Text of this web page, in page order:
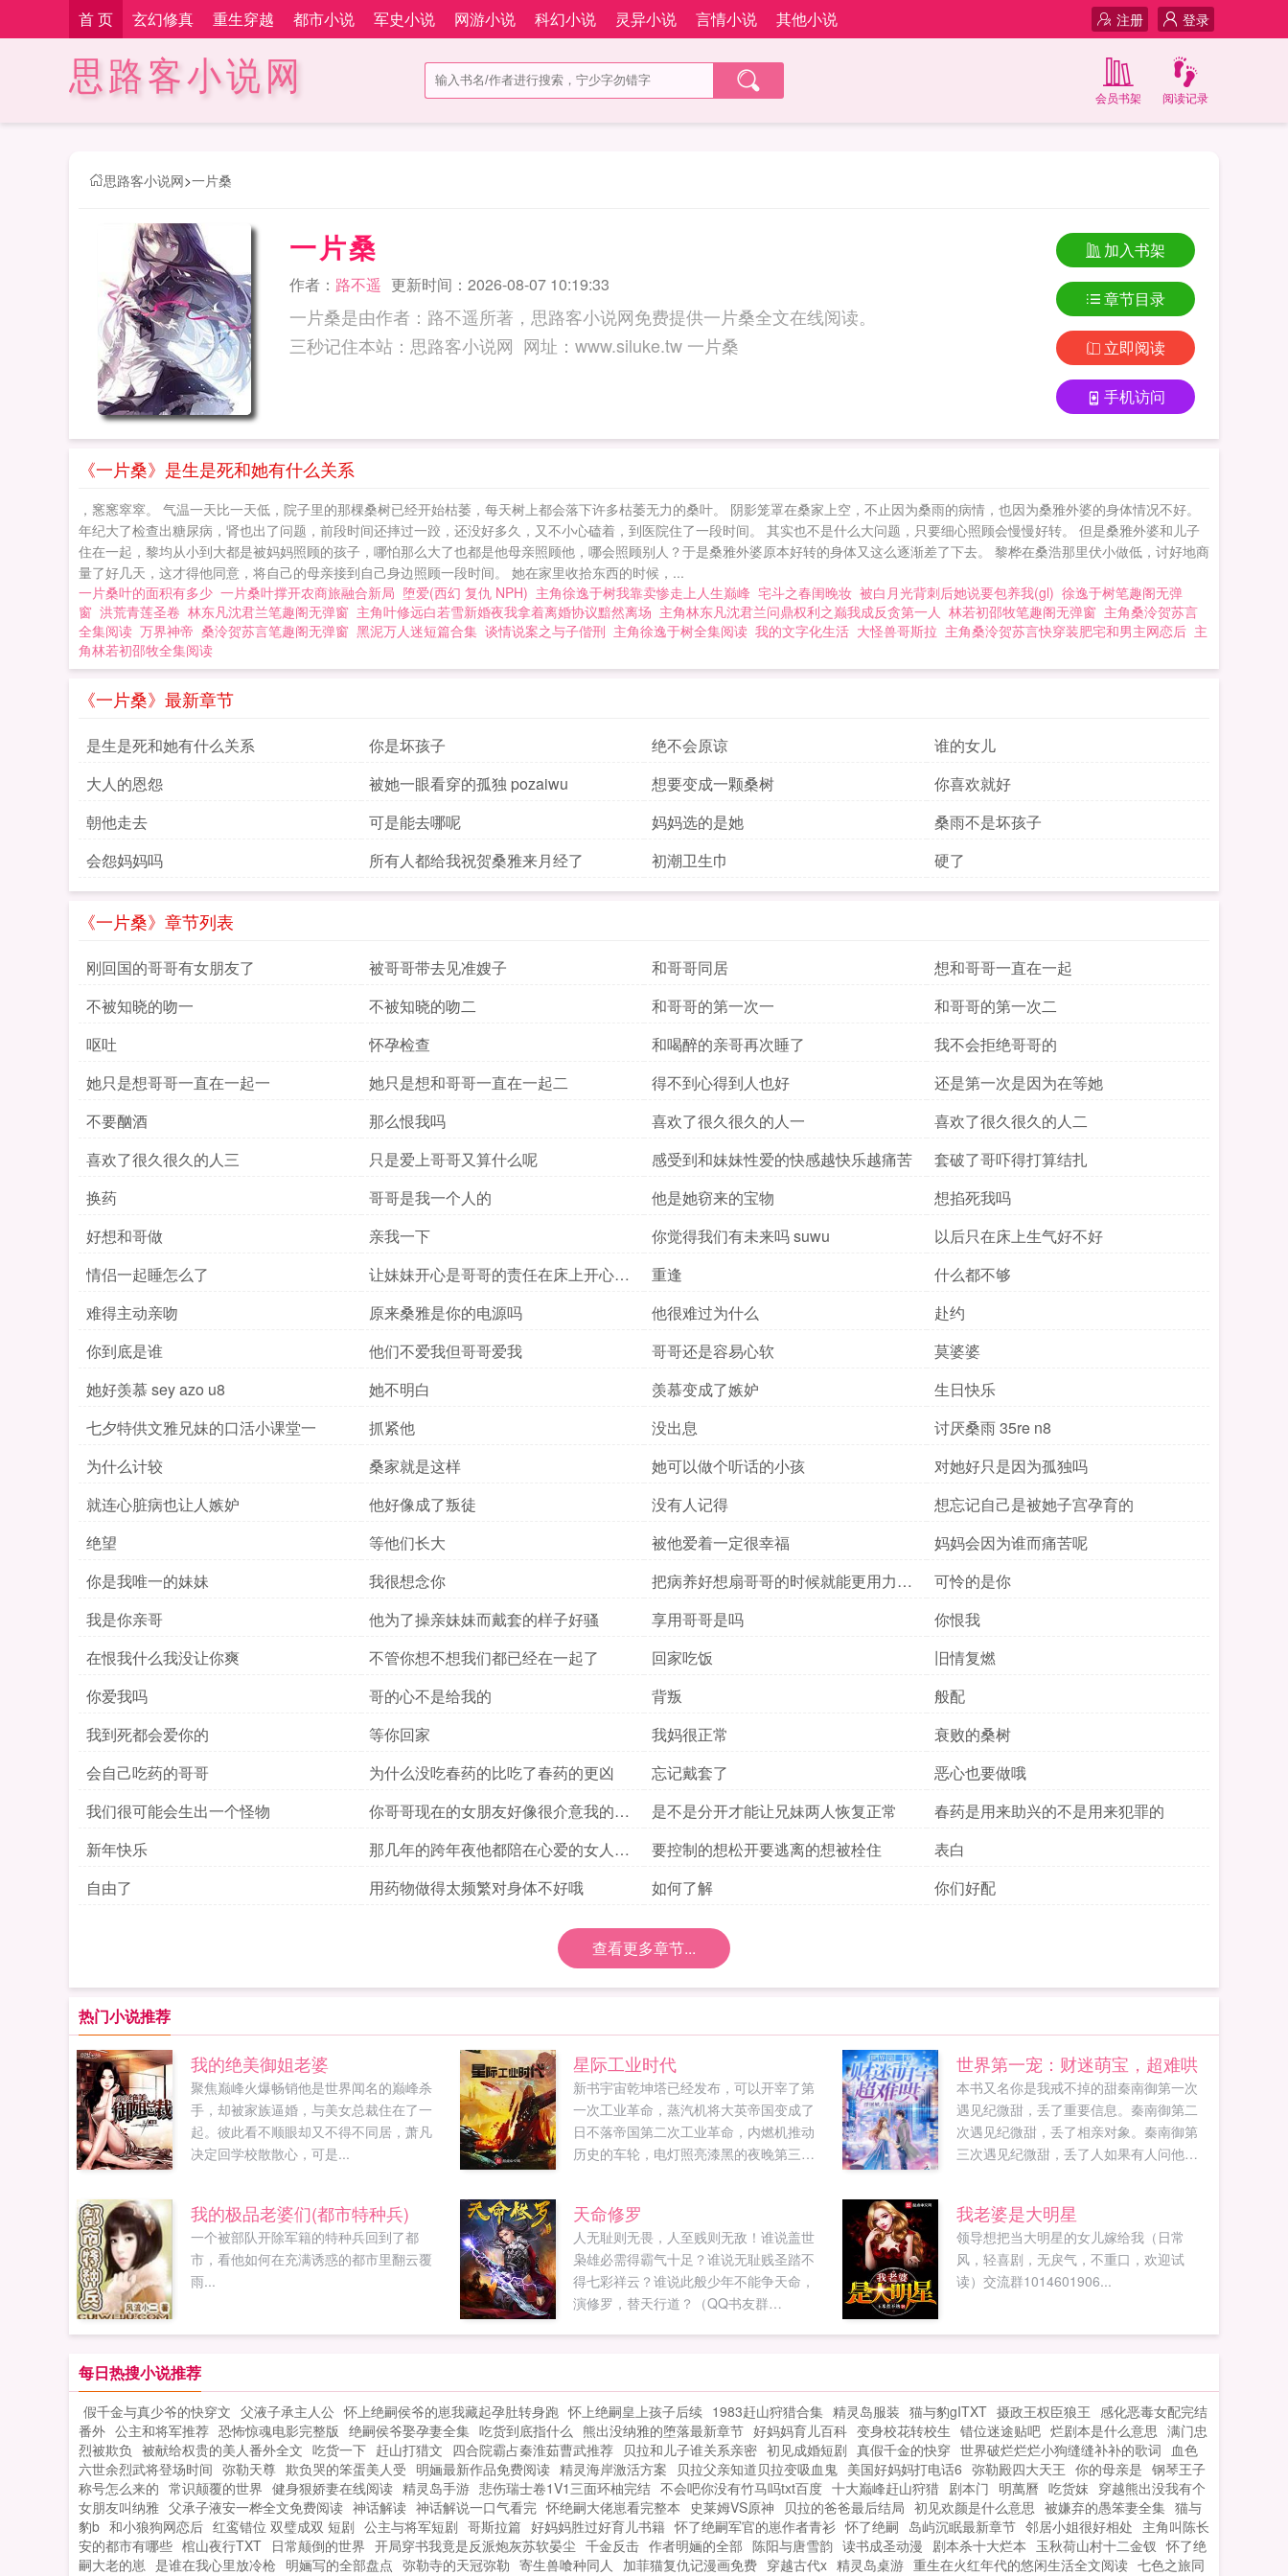
首 页 玄幻修真 重生穿越 都市小说 军史小说 网游小说 科幻小说 灵异小说 言情小说 其他小说 登录
注册
思路客小说网 阅读记录
会员书架
思路客小说网>一片桑
一片桑
作者： 路不遥 更新时间：2026-08-07 10:19:33
一片桑是由作者：路不遥所著，思路客小说网免费提供一片桑全文在线阅读。
三秒记住本站：思路客小说网 网址：www.siluke.tw 一片桑
加入书架
章节目录
立即阅读
手机访问
《一片桑》是生是死和她有什么关系
，窸窸窣窣。 气温一天比一天低，院子里的那棵桑树已经开始枯萎，每天树上都会落下许多枯萎无力的桑叶。 阴影笼罩在桑家上空，不止因为桑雨的病情，也因为桑雅外婆的身体情况不好。
年纪大了检查出糖尿病，肾也出了问题，前段时间还摔过一跤，还没好多久，又不小心磕着，到医院住了一段时间。 其实也不是什么大问题，只要细心照顾会慢慢好转。 但是桑雅外婆和儿子
住在一起，黎均从小到大都是被妈妈照顾的孩子，哪怕那么大了也都是他母亲照顾他，哪会照顾别人？于是桑雅外婆原本好转的身体又这么逐渐差了下去。 黎桦在桑浩那里伏小做低，讨好地商
量了好几天，这才得他同意，将自己的母亲接到自己身边照顾一段时间。 她在家里收拾东西的时候，...
一片桑叶的面积有多少 一片桑叶撑开农商旅融合新局 堕爱(西幻 复仇 NPH) 主角徐逸于树我靠卖惨走上人生巅峰 宅斗之春闺晚妆 被白月光背刺后她说要包养我(gl) 徐逸于树笔趣阁无弹
窗 洪荒青莲圣卷 林东凡沈君兰笔趣阁无弹窗 主角叶修远白若雪新婚夜我拿着离婚协议黯然离场 主角林东凡沈君兰问鼎权利之巅我成反贪第一人 林若初邵牧笔趣阁无弹窗 主角桑泠贺苏言
全集阅读 万界神帝 桑泠贺苏言笔趣阁无弹窗 黑泥万人迷短篇合集 谈情说案之与子偕刑 主角徐逸于树全集阅读 我的文字化生活 大怪兽哥斯拉 主角桑泠贺苏言快穿装肥宅和男主网恋后 主
角林若初邵牧全集阅读
《一片桑》最新章节
是生是死和她有什么关系 你是坏孩子 绝不会原谅
谁的女儿
大人的恩怨
被她一眼看穿的孤独 pozaiwu 想要变成一颗桑树
你喜欢就好
朝他走去
可是能去哪呢 妈妈选的是她
桑雨不是坏孩子
会怨妈妈吗
所有人都给我祝贺桑雅来月经了 初潮卫生巾 硬了
《一片桑》章节列表
刚回国的哥哥有女朋友了 被哥哥带去见准嫂子 和哥哥同居
想和哥哥一直在一起
不被知晓的吻一
不被知晓的吻二 和哥哥的第一次一
和哥哥的第一次二
呕吐
怀孕检查 和喝醉的亲哥再次睡了
我不会拒绝哥哥的
她只是想哥哥一直在一起一
她只是想和哥哥一直在一起二 得不到心得到人也好
还是第一次是因为在等她
不要酗酒
那么恨我吗 喜欢了很久很久的人一
喜欢了很久很久的人二
喜欢了很久很久的人三
只是爱上哥哥又算什么呢 感受到和妹妹性爱的快感越快乐越痛苦
套破了哥吓得打算结扎
换药
哥哥是我一个人的 他是她窃来的宝物
想掐死我吗
好想和哥做
亲我一下 你觉得我们有未来吗 suwu
以后只在床上生气好不好
情侣一起睡怎么了
让妹妹开心是哥哥的责任在床上开心也
是
重逢
什么都不够
难得主动亲吻
原来桑雅是你的电源吗 他很难过为什么
赴约
你到底是谁
他们不爱我但哥哥爱我 哥哥还是容易心软
莫婆婆
她好羡慕 sey azo u8
她不明白 羡慕变成了嫉妒
生日快乐
七夕特供文雅兄妹的口活小课堂一
抓紧他 没出息
讨厌桑雨 35re n8
为什么计较
桑家就是这样 她可以做个听话的小孩
对她好只是因为孤独吗
就连心脏病也让人嫉妒
他好像成了叛徒 没有人记得
想忘记自己是被她子宫孕育的
绝望
等他们长大 被他爱着一定很幸福
妈妈会因为谁而痛苦呢
你是我唯一的妹妹
我很想念你
把病养好想扇哥哥的时候就能更用力一
些
可怜的是你
我是你亲哥
他为了操亲妹妹而戴套的样子好骚 享用哥哥是吗
你恨我
在恨我什么我没让你爽
不管你想不想我们都已经在一起了 回家吃饭
旧情复燃
你爱我吗
哥的心不是给我的 背叛
般配
我到死都会爱你的
等你回家 我妈很正常
衰败的桑树
会自己吃药的哥哥
为什么没吃春药的比吃了春药的更凶 忘记戴套了
恶心也要做哦
我们很可能会生出一个怪物
你哥哥现在的女朋友好像很介意我的存
在
是不是分开才能让兄妹两人恢复正常
春药是用来助兴的不是用来犯罪的
新年快乐
那几年的跨年夜他都陪在心爱的女人身
边
要控制的想松开要逃离的想被栓住
表白
自由了
用药物做得太频繁对身体不好哦 如何了解 你们好配
查看更多章节...
热门小说推荐
我的绝美御姐老婆
聚焦巅峰火爆畅销他是世界闻名的巅峰杀
手，却被家族逼婚，与美女总裁住在了一
起。彼此看不顺眼却又不得不同居，萧凡
决定回学校散散心，可是...
星际工业时代
新书宇宙乾坤塔已经发布，可以开宰了第
一次工业革命，蒸汽机将大英帝国变成了
日不落帝国第二次工业革命，内燃机推动
历史的车轮，电灯照亮漆黑的夜晚第三次
了星际工业时代，从此以后太阳系变成了
我们的后花园我们在太空之中发展农业兴
建太空工厂我们在月...
世界第一宠：财迷萌宝，超难哄
本书又名你是我戒不掉的甜秦南御第一次
遇见纪微甜，丢了重要信息。秦南御第二
次遇见纪微甜，丢了相亲对象。秦南御第
三次遇见纪微甜，丢了人如果有人问他，
我的极品老婆们(都市特种兵)
一个被部队开除军籍的特种兵回到了都
市，看他如何在充满诱惑的都市里翻云覆
雨...
天命修罗
人无耻则无畏，人至贱则无敌！谁说盖世
枭雄必需得霸气十足？谁说无耻贱圣踏不
得七彩祥云？谁说此般少年不能争天命，
演修罗，替天行道？（QQ书友群
我老婆是大明星
领导想把当大明星的女儿嫁给我（日常
风，轻喜剧，无戾气，不重口，欢迎试
读）交流群1014601906...
每日热搜小说推荐
假千金与真少爷的快穿文 父液子承主人公 怀上绝嗣侯爷的崽我藏起孕肚转身跑 怀上绝嗣皇上孩子后续 1983赶山狩猎合集 精灵岛服装 猫与豹gITXT 摄政王权臣狼王 感化恶毒女配完结
番外 公主和将军推荐 恐怖惊魂电影完整版 绝嗣侯爷娶孕妻全集 吃货到底指什么 熊出没纳雅的堕落最新章节 好妈妈育儿百科 变身校花转校生 错位迷途贴吧 烂剧本是什么意思 满门忠
烈被欺负 被献给权贵的美人番外全文 吃货一下 赶山打猎文 四合院霸占秦淮茹曹武推荐 贝拉和儿子谁关系亲密 初见成婚短剧 真假千金的快穿 世界破烂烂烂小狗缝缝补补的歌词
血色
六世余烈武将登场时间 弥勒天尊 欺负哭的笨蛋美人受 明婳最新作品免费阅读 精灵海岸激活方案 贝拉父亲知道贝拉变吸血鬼 美国好妈妈打电话6 弥勒殿四大天王 你的母亲是 钢琴王子
称号怎么来的 常识颠覆的世界 健身狠娇妻在线阅读 精灵岛手游 悲伤瑞士卷1V1三面环柚完结 不会吧你没有竹马吗txt百度 十大巅峰赶山狩猎 剧本门 明萬曆 吃货妺 穿越熊出没我有个
女朋友叫纳雅 父承子液安一桦全文免费阅读 神话解读 神话解说一口气看完 怀绝嗣大佬崽看完整本 史莱姆VS原神 贝拉的爸爸最后结局 初见欢颜是什么意思 被嫌弃的愚笨妻全集 猫与
豹b 和小狼狗网恋后 红鸾错位 双璧成双 短剧 公主与将军短剧 哥斯拉篇 好妈妈胜过好育儿书籍 怀了绝嗣军官的崽作者青衫 怀了绝嗣 岛屿沉眠最新章节 邻居小姐很好相处 主角叫陈长
安的都市有哪些 棺山夜行TXT 日常颠倒的世界 开局穿书我竟是反派炮灰苏软晏尘 千金反击 作者明婳的全部 陈阳与唐雪韵 读书成圣动漫 剧本杀十大烂本 玉秋荷山村十二金钗 怀了绝
嗣大老的崽 是谁在我心里放冷枪 明婳写的全部盘点 弥勒寺的天冠弥勒 寄生兽喰种同人 加菲猫复仇记漫画免费 穿越古代x 精灵岛桌游 重生在火红年代的悠闲生活全文阅读 七色之旅同